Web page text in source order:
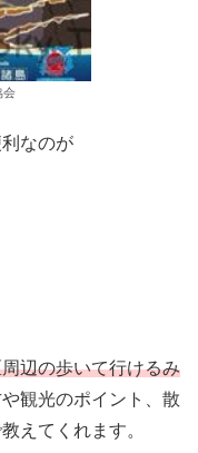
会
なのが
辺の歩いて行けるみ
観光のポイント、散
えてくれます。